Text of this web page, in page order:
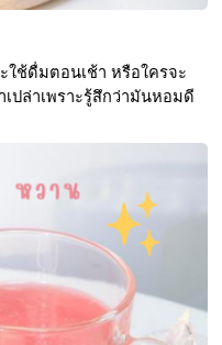
ใช้ดื่มตอนเช้า หรือใครจะ
ปล่าเพราะรู้สึกว่ามันหอมดี